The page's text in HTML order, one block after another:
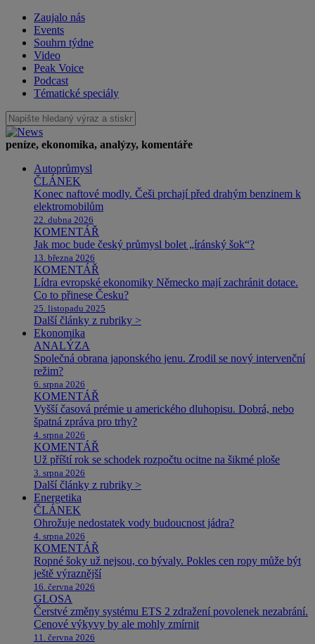
Zaujalo nás
Events
Souhrn týdne
Video
Peak Voice
Podcast
Tématické speciály
peníze, ekonomika, analýzy, komentáře
Autoprůmysl
ČLÁNEK
Konec naftové modly. Češi prchají před drahým benzinem k
elektromobilům
22. dubna 2026
KOMENTÁŘ
Jak moc bude český průmysl bolet „íránský šok“?
13. března 2026
KOMENTÁŘ
Lídra evropské ekonomiky Německo mají zachránit dotace.
Co to přinese Česku?
25. listopadu 2025
Další články z rubriky >
Ekonomika
ANALÝZA
Společná obrana japonského jenu. Zrodil se nový intervenční
režim?
6. srpna 2026
KOMENTÁŘ
Vyšší časová prémie u amerického dluhopisu. Dobrá, nebo
špatná zpráva pro trhy?
4. srpna 2026
KOMENTÁŘ
Už příští rok se schodek rozpočtu ocitne na šikmé ploše
3. srpna 2026
Další články z rubriky >
Energetika
ČLÁNEK
Ohrožuje nedostatek vody budoucnost jádra?
4. srpna 2026
KOMENTÁŘ
Ropné šoky už nejsou, co bývaly. Pokles cen ropy může být
ještě výraznější
16. června 2026
GLOSA
Čerstvé změny systému ETS 2 zdražení povolenek nezabrání.
Cenové výkyvy by ale mohly zmírnit
11. června 2026